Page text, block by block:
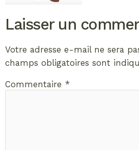
Laisser un
Votre adresse e-mail ne sera
champs obligatoires sont
Commentaire *